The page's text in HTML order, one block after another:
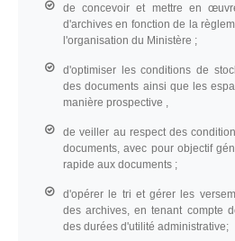
de concevoir et mettre en
d'archives en fonction de la
l'organisation du Ministère ;
d'optimiser les conditions de
des documents ainsi que les
manière prospective ,
de veiller au respect des
documents, avec pour objectif
rapide aux documents ;
d'opérer le tri et gérer les
des archives, en tenant compte
des durées d'utilité administrative;